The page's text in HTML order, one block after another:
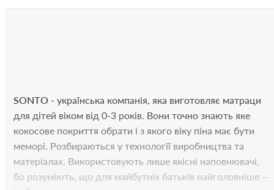
SONTO - українська компанія, яка виготовляє матраци
для дітей віком від 0-3 років. Вони точно знають яке
кокосове покриття обрати і з якого віку піна має бути
меморі. Розбираються у технології виробництва та
матеріалах. Використовують лише якісні наповнювачі,
бо розуміють, що для майбутніх батьків найголовніше –